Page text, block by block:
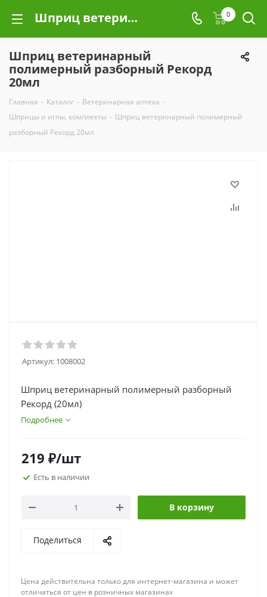
Шприц ветеринарный полимерный разборный Рекорд 20мл 0
Шприц ветеринарный
полимерный разборный Рекорд
20мл
Главная - Каталог - Ветеринарная аптека -
Шприцы и иглы, комплекты - Шприц ветеринарный полимерный
разборный Рекорд 20мл
Артикул: 1008002
Шприц ветеринарный полимерный разборный
Рекорд (20мл)
Подробнее
219 ₽/шт
Есть в наличии
В корзину
Поделиться
Цена действительна только для интернет-магазина и может
отличаться от цен в розничных магазинах